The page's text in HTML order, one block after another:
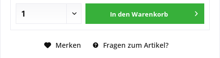
In den Warenkorb
Merken Fragen zum Artikel?